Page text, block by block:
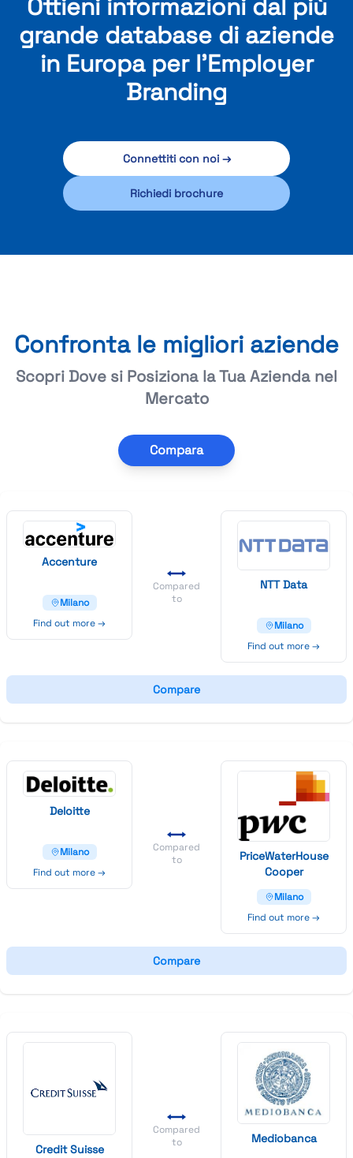
Ottieni informazioni dal più
grande database di aziende
in Europa per l'Employer
Branding
Connettiti con noi →
Richiedi brochure
Confronta le migliori aziende
Scopri Dove si Posiziona la Tua Azienda nel
Mercato
Compara
Accenture
Milano
Find out more →
Compared
to
NTTData
Milano
Find out more →
Compare
Deloitte
Milano
Find out more →
Compared
to
PriceWaterHouse
Cooper
Milano
Find out more →
Compare
CreditSuisse
Compared
to
Mediobanca